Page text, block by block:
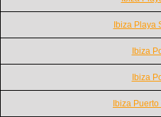
Ibiza Playa
Ibiza
Ibiza
Ibiza